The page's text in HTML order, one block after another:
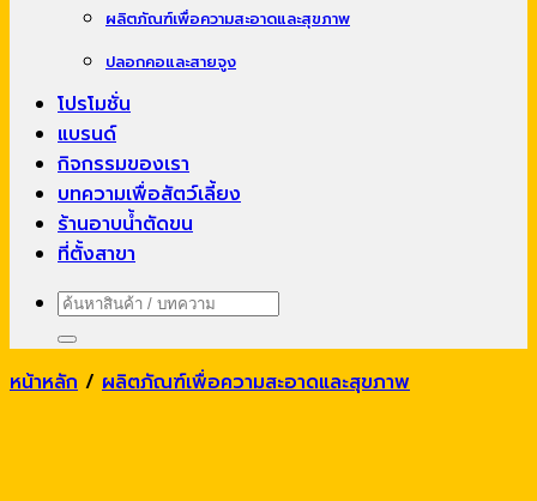
ผลิตภัณฑ์เพื่อความสะอาดและสุขภาพ
ปลอกคอและสายจูง
โปรโมชั่น
แบรนด์
กิจกรรมของเรา
บทความเพื่อสัตว์เลี้ยง
ร้านอาบน้ำตัดขน
ที่ตั้งสาขา
ค้นหา:
หน้าหลัก / ผลิตภัณฑ์เพื่อความสะอาดและสุขภาพ